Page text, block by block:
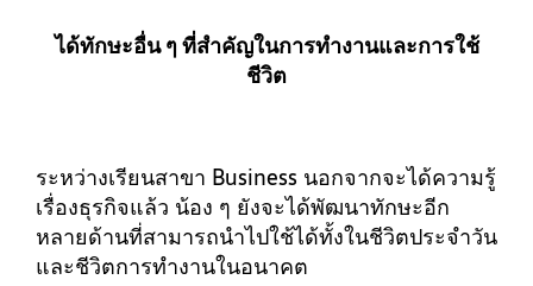
ได้ทักษะอื่น ๆ ที่สำคัญในการทำงานและการใช้
ชีวิต
ระหว่างเรียนสาขา Business นอกจากจะได้ความรู้
เรื่องธุรกิจแล้ว น้อง ๆ ยังจะได้พัฒนาทักษะอีก
หลายด้านที่สามารถนำไปใช้ได้ทั้งในชีวิตประจำวัน
และชีวิตการทำงานในอนาคต